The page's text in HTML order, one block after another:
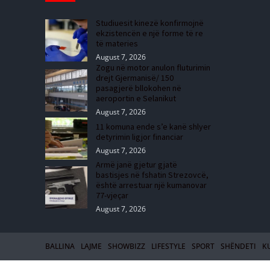
Studiuesit kinezë konfirmojnë
ekzistencën e një forme të re
të materies
August 7, 2026
Zogu në motor anulon fluturimin
drejt Gjermanisë/ 150
pasagjerë bllokohen në
aeroportin e Selanikut
August 7, 2026
11 komuna ende s’e kanë shlyer
detyrimin ligjor financiar
August 7, 2026
Armë janë gjetur gjatë
bastisjes në fshatin Strezovcë,
është arrestuar një kumanovar
77-vjeçar
August 7, 2026
BALLINA LAJME SHOWBIZZ LIFESTYLE SPORT SHËNDETI